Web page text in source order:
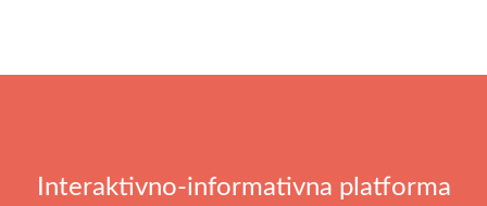
Interaktivno-informativna platforma